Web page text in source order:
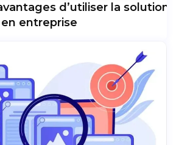
d’utiliser la solution
entreprise